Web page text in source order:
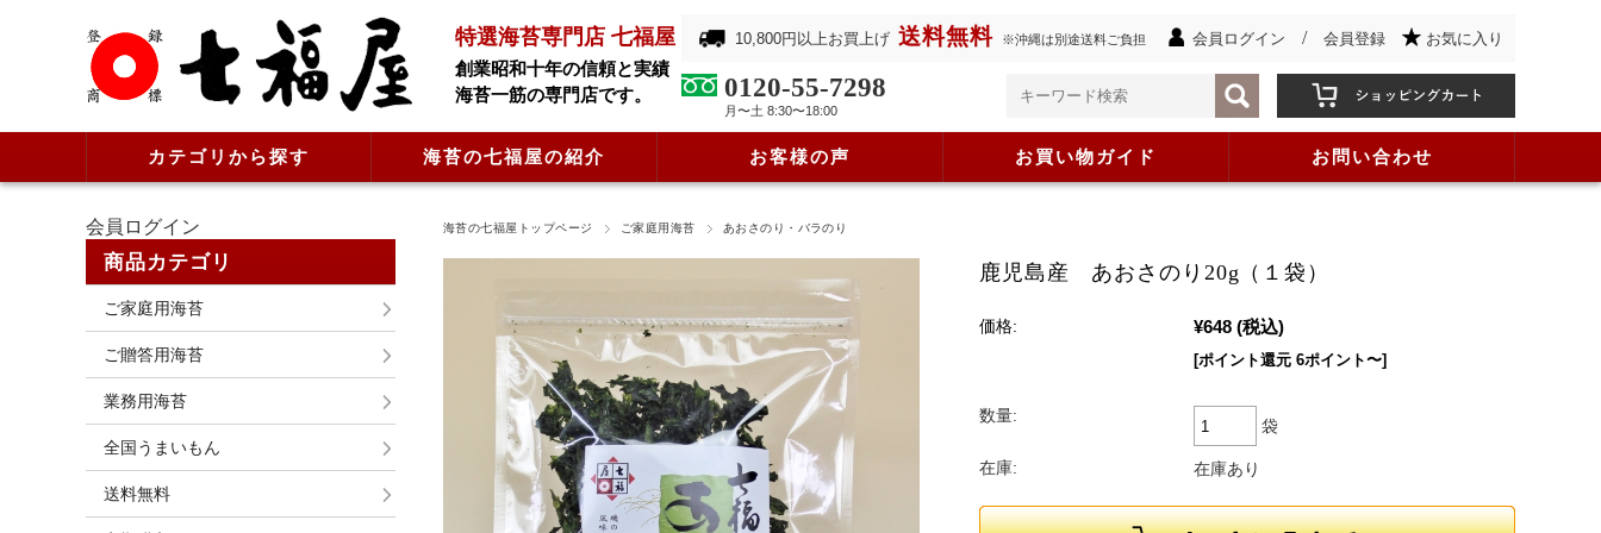
特選海苔専門店 七福屋
創業昭和十年の信頼と実績
海苔一筋の専門店です。
10,800円以上お買上げ 送料無料 ※沖縄は別途送料ご負担 会員ログイン / 会員登録 お気に入り
0120-55-7298
月〜土 8:30〜18:00
カテゴリから探す 海苔の七福屋の紹介 お客様の声 お買い物ガイド お問い合わせ
海苔の七福屋トップページ ご家庭用海苔 あおさのり・バラのり
鹿児島産 あおさのり20g（１袋）
価格: ¥648 (税込)
[ポイント還元 6ポイント〜]
数量:
袋
在庫: 在庫あり
会員ログイン
商品カテゴリ
ご家庭用海苔
ご贈答用海苔
業務用海苔
全国うまいもん
送料無料